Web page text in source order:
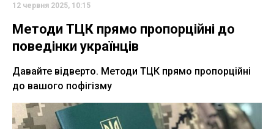
12 червня 2025, 10:15
Методи ТЦК прямо пропорційні до
поведінки українців
Давайте відверто. Методи ТЦК прямо пропорційні
до вашого пофігізму